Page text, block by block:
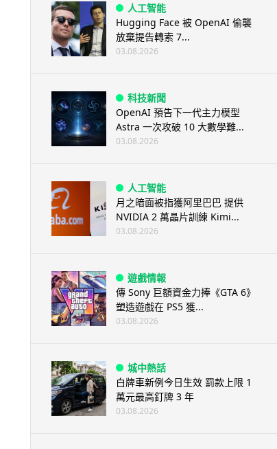
人工智能
Hugging Face 被 OpenAI 偷襲
放棄提告轉索 7...
03.08.2026
科技新聞
OpenAI 預告下一代主力模型
Astra 一次攻破 10 大數學難...
03.08.2026
人工智能
月之暗面被指獲阿里巴巴 提供
NVIDIA 2 萬晶片訓練 Kimi...
03.08.2026
遊戲情報
傳 Sony 巨額資金力捧《GTA 6》
塑造遊戲在 PS5 獲...
03.08.2026
城中熱話
白牌車新例今日生效 罰款上限 1
萬元最高釘牌 3 年
03.08.2026